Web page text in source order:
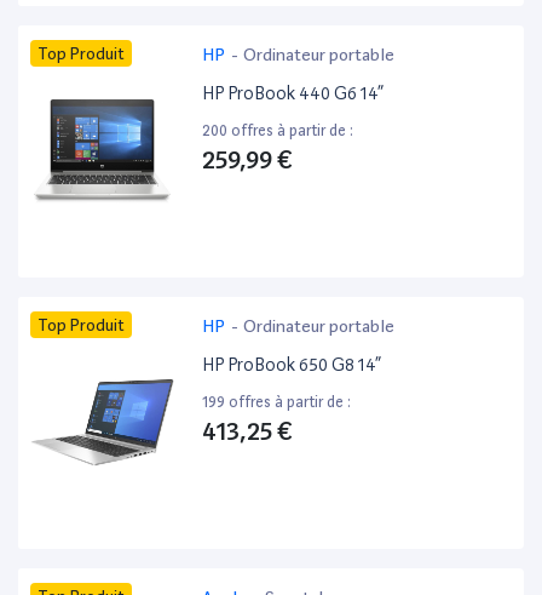
Top Produit HP - Ordinateur portable
HP ProBook 440 G6 14”
200 offres à partir de :
259,99 €
Top Produit HP - Ordinateur portable
HP ProBook 650 G8 14”
199 offres à partir de :
413,25 €